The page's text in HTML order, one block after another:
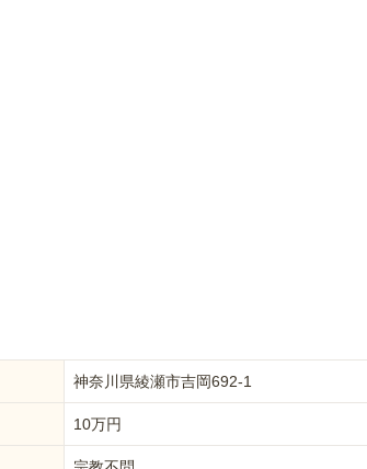
神奈川県綾瀬市吉岡692-1
10万円